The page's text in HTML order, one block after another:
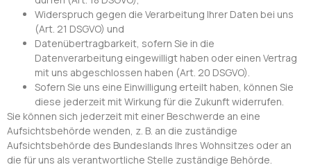
Widerspruch gegen die Verarbeitung Ihrer Daten bei uns
(Art. 21 DSGVO) und
Datenübertragbarkeit, sofern Sie in die
Datenverarbeitung eingewilligt haben oder einen Vertrag
mit uns abgeschlossen haben (Art. 20 DSGVO).
Sofern Sie uns eine Einwilligung erteilt haben, können Sie
diese jederzeit mit Wirkung für die Zukunft widerrufen.
Sie können sich jederzeit mit einer Beschwerde an eine
Aufsichtsbehörde wenden, z. B. an die zuständige
Aufsichtsbehörde des Bundeslands Ihres Wohnsitzes oder an
die für uns als verantwortliche Stelle zuständige Behörde.